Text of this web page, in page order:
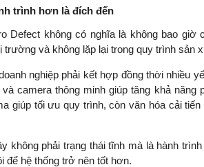
trình hơn là đích đến
Defect không có nghĩa là không bao giờ
trường và không lặp lại trong quy trình sản
nghiệp phải kết hợp đồng thời nhiều
camera thông minh giúp tăng khả năng
giúp tối ưu quy trình, còn văn hóa cải
không phải trạng thái tĩnh mà là hành
để hệ thống trở nên tốt hơn.